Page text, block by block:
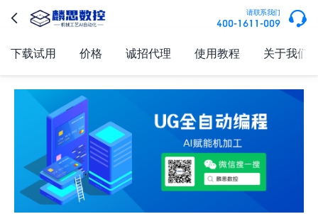
 请联系我们
400-1611-009 
下载试用 价格 诚招代理 使用教程 关于我们